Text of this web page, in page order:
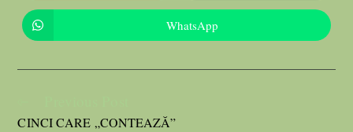
WhatsApp
CINCI CARE „CONTEAZĂ”